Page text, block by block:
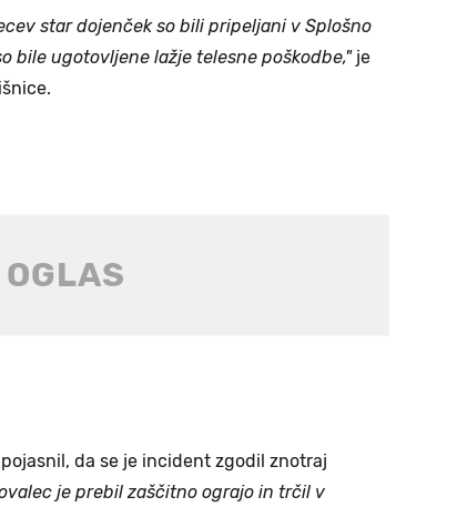
star dojenček so bili pripeljani v Splošno
bile ugotovljene lažje telesne poškodbe,"je
da se je incident zgodil znotraj
je prebil zaščitno ograjo in trčil v